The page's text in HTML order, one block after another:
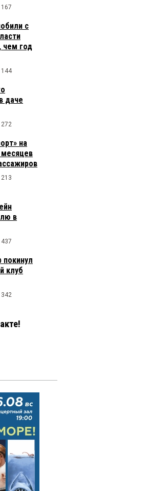
167
с
чем год
144
даче
272
на
месяцев
213
в
437
покинул
клуб
342